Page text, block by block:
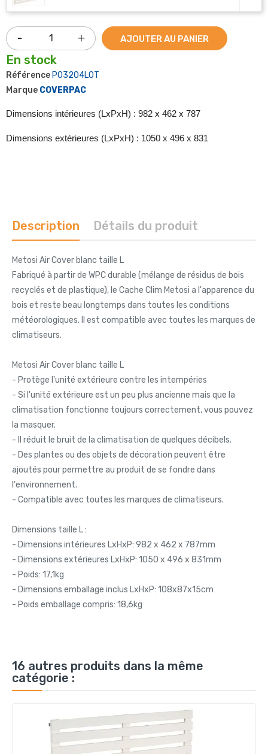
AJOUTER AU PANIER
En stock
Référence P03204LOT
Marque COVERPAC
Dimensions intérieures (LxPxH) : 982 x 462 x 787
Dimensions extérieures (LxPxH) : 1050 x 496 x 831
Description Détails du produit
Metosi Air Cover blanc taille L
Fabriqué à partir de WPC durable (mélange de résidus de bois
recyclés et de plastique), le Cache Clim Metosi a l'apparence du
bois et reste beau longtemps dans toutes les conditions
météorologiques. Il est compatible avec toutes les marques de
climatiseurs.
Metosi Air Cover blanc taille L
- Protège l'unité extérieure contre les intempéries
- Si l'unité extérieure est un peu plus ancienne mais que la
climatisation fonctionne toujours correctement, vous pouvez
la masquer.
- Il réduit le bruit de la climatisation de quelques décibels.
- Des plantes ou des objets de décoration peuvent être
ajoutés pour permettre au produit de se fondre dans
l'environnement.
- Compatible avec toutes les marques de climatiseurs.
Dimensions taille L :
- Dimensions intérieures LxHxP: 982 x 462 x 787mm
- Dimensions extérieures LxHxP: 1050 x 496 x 831mm
- Poids: 17,1kg
- Dimensions emballage inclus LxHxP: 108x87x15cm
- Poids emballage compris: 18,6kg
16 autres produits dans la même
catégorie :